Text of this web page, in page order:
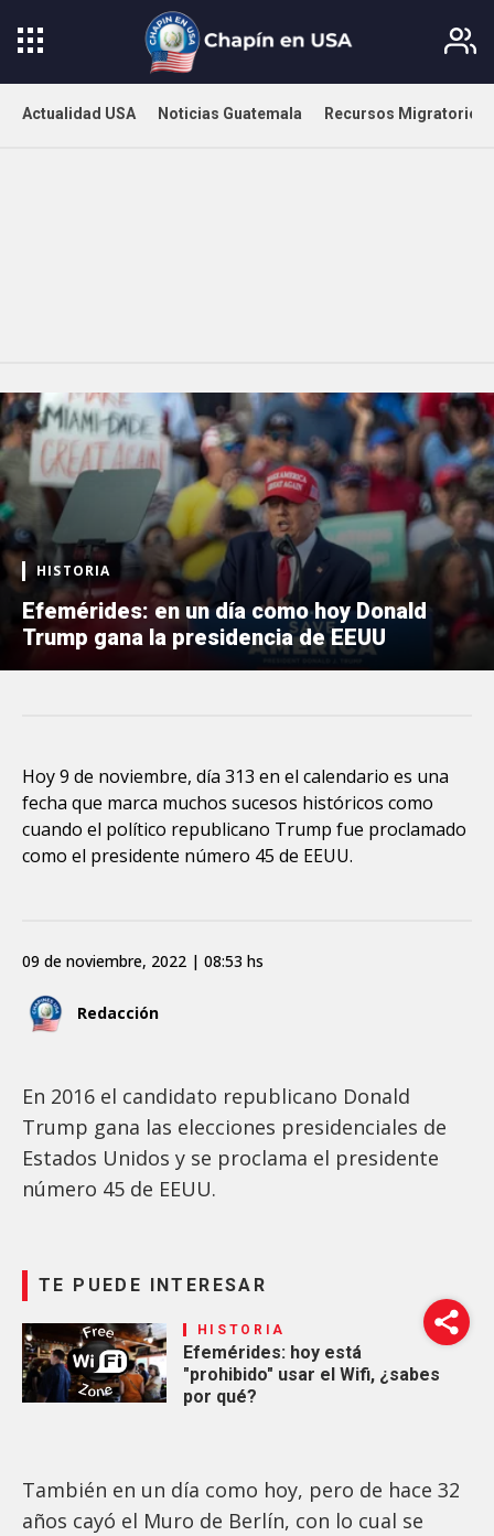
Actualidad USA Noticias Guatemala Recursos Migratorios
HISTORIA
Efemérides: en un día como hoy Donald
Trump gana la presidencia de EEUU
Hoy 9 de noviembre, día 313 en el calendario es una
fecha que marca muchos sucesos históricos como
cuando el político republicano Trump fue proclamado
como el presidente número 45 de EEUU.
Redacción
09 de noviembre, 2022 | 08:53 hs
En 2016 el candidato republicano Donald
Trump gana las elecciones presidenciales de
Estados Unidos y se proclama el presidente
número 45 de EEUU.
TE PUEDE INTERESAR
HISTORIA
Efemérides: hoy está
"prohibido" usar el Wifi, ¿sabes
por qué?
También en un día como hoy, pero de hace 32
años cayó el Muro de Berlín, con lo cual se